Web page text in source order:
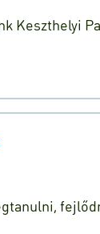
Keszthelyi